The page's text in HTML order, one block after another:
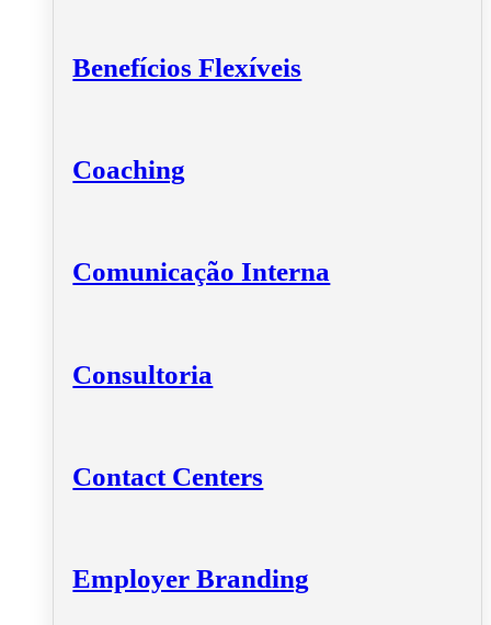
Benefícios Flexíveis
Coaching
Comunicação Interna
Consultoria
Contact Centers
Employer Branding